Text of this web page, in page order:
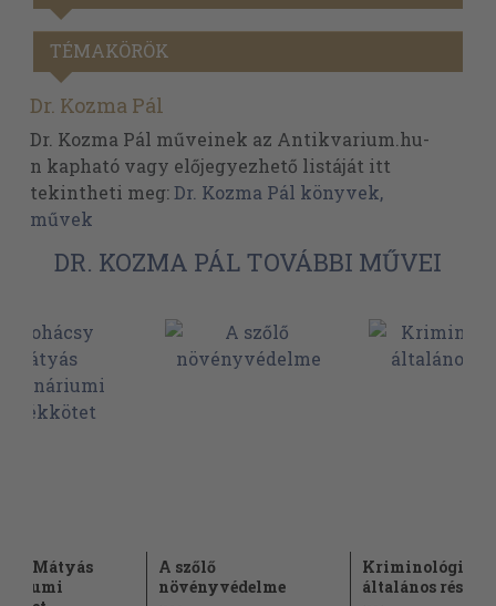
TÉMAKÖRÖK
Dr. Kozma Pál
Dr. Kozma Pál műveinek az Antikvarium.hu-
n kapható vagy előjegyezhető listáját itt
tekintheti meg:Dr. Kozma Pál könyvek,
művek
DR. KOZMA PÁL TOVÁBBI MŰVEI
Mátyás
A szőlő
növényvédelme
Kriminológia
általános rész